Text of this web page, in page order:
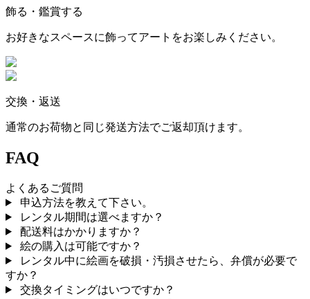
飾る・鑑賞する
お好きなスペースに飾ってアートをお楽しみください。
交換・返送
通常のお荷物と同じ発送方法でご返却頂けます。
FAQ
よくあるご質問
申込方法を教えて下さい。
レンタル期間は選べますか？
配送料はかかりますか？
絵の購入は可能ですか？
レンタル中に絵画を破損・汚損させたら、弁償が必要で
すか？
交換タイミングはいつですか？